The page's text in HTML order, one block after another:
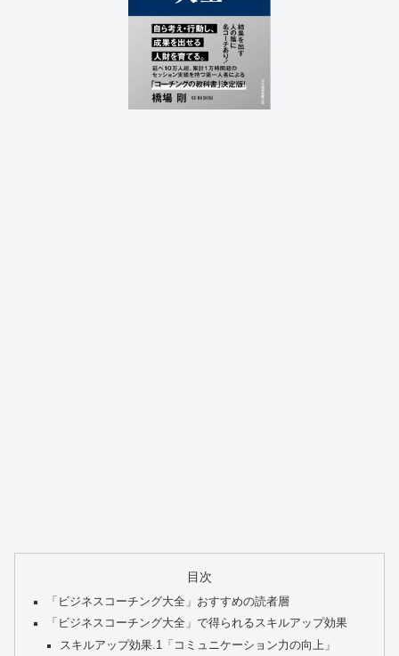
目次
「ビジネスコーチング大全」おすすめの読者層
「ビジネスコーチング大全」で得られるスキルアップ効果
スキルアップ効果.1「コミュニケーション力の向上」